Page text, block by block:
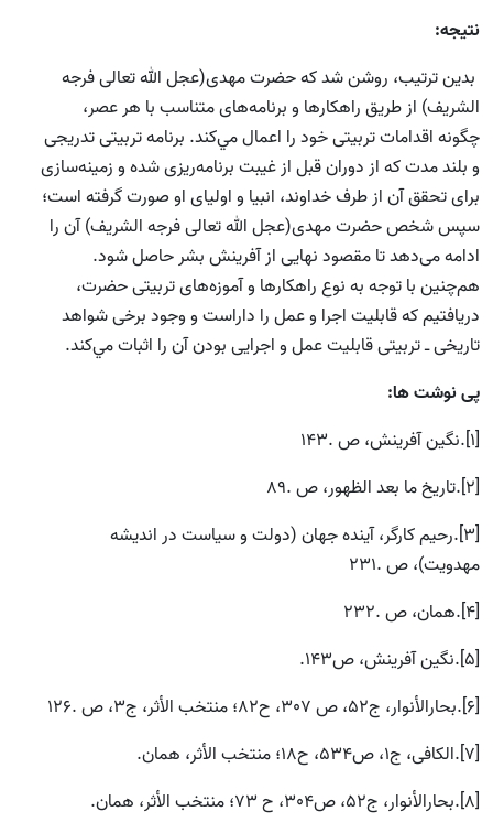
نتیجه:
بدين ترتيب، روشن شد كه حضرت مهدى(عجل الله تعالی فرجه
الشریف) از طريق راهكارها و برنامه‌هاى متناسب با هر عصر،
چگونه اقدامات تربيتى خود را اعمال مي‌كند. برنامه تربیتی تدريجى
و بلند مدت كه از دوران قبل از غيبت برنامه‌ريزى شده و زمينه‌سازى
برای تحقق آن از طرف خداوند، انبيا و اوليای او صورت گرفته است؛
سپس شخص حضرت مهدى(عجل الله تعالی فرجه الشریف) آن را
ادامه می‌دهد تا مقصود نهايى از آفرينش بشر حاصل شود.
هم‌چنين با توجه به نوع راهكارها و آموزه‌هاى تربيتى حضرت،
دریافتیم كه قابليت اجرا و عمل را داراست و وجود برخى شواهد
تاريخى ـ تربيتى قابليت عمل و اجرایى بودن آن را اثبات مي‌كند.
پی نوشت ها:
[1].نگین آفرینش، ص .143
[2].تاریخ ما بعد الظهور، ص .89
[3].رحیم کارگر، آینده جهان (دولت و سیاست در اندیشه‌
مهدویت)، ص .231
[4].همان، ص .232
[5].نگین آفرینش، ص143.
[6].بحارالأنوار، ج52، ص 307، ح82؛ منتخب الأثر، ج3، ص .126
[7].الكافى، ج1، ص534، ح18؛ منتخب الأثر، همان.
[8].بحارالأنوار، ج52، ص304، ح 73؛ منتخب الأثر، همان.